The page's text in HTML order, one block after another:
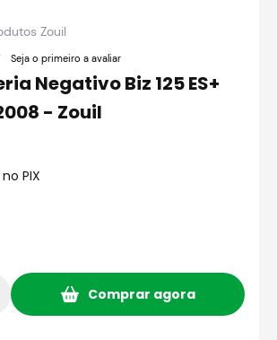
Zouil
Seja o primeiro a avaliar
Negativo Biz 125 ES+
- Zouil
no PIX
Comprar agora